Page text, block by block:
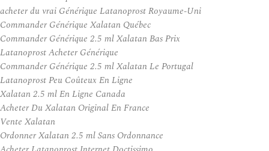
acheter du vrai Générique Latanoprost Royaume-Uni
Commander Générique Xalatan Québec
Commander Générique 2.5 ml Xalatan Bas Prix
Latanoprost Acheter Générique
Commander Générique 2.5 ml Xalatan Le Portugal
Latanoprost Peu Coûteux En Ligne
Xalatan 2.5 ml En Ligne Canada
Acheter Du Xalatan Original En France
Vente Xalatan
Ordonner Xalatan 2.5 ml Sans Ordonnance